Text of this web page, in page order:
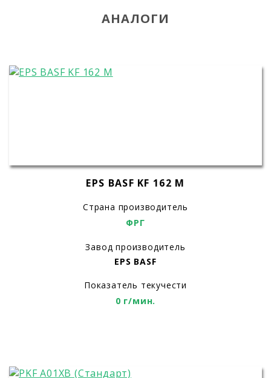
АНАЛОГИ
EPS BASF KF 162 M
Страна производитель
ФРГ
Завод производитель
EPS BASF
Показатель текучести
0 г/мин.